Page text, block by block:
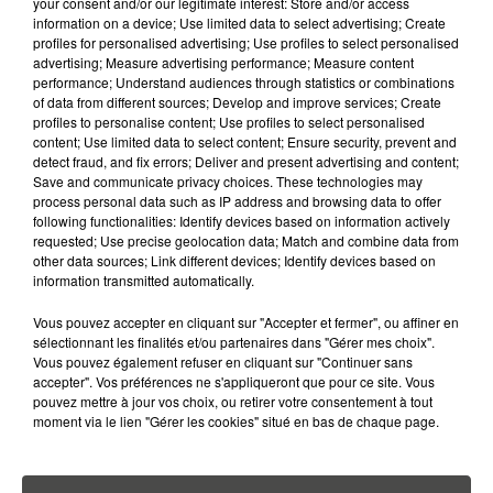
ADOPTER POUR ÉVITER
L'INVASION CET ÉTÉ...
4 août 2026
ÉCLIPSE SOLAIRE DU 12 AOÛT : LA
RUÉE VERS LES LUNETTES DE...
RETROUVEZ TOUTE L'ACTU DE LA RÉGION ET
EN TÉLÉCHARGEANT L'APPLICATION MOBILE
RCA
information on a device; Use limited data to select advertising; Create
profiles for personalised advertising; Use profiles to select personalised
advertising; Measure advertising performance; Measure content
performance; Understand audiences through statistics or combinations
of data from different sources; Develop and improve services; Create
profiles to personalise content; Use profiles to select personalised
content; Use limited data to select content; Ensure security, prevent and
detect fraud, and fix errors; Deliver and present advertising and content;
Save and communicate privacy choices. These technologies may
process personal data such as IP address and browsing data to offer
following functionalities: Identify devices based on information actively
requested; Use precise geolocation data; Match and combine data from
other data sources; Link different devices; Identify devices based on
information transmitted automatically.
Vous pouvez accepter en cliquant sur "Accepter et fermer", ou affiner en
sélectionnant les finalités et/ou partenaires dans "Gérer mes choix".
Vous pouvez également refuser en cliquant sur "Continuer sans
accepter". Vos préférences ne s'appliqueront que pour ce site. Vous
pouvez mettre à jour vos choix, ou retirer votre consentement à tout
moment via le lien "Gérer les cookies" situé en bas de chaque page.